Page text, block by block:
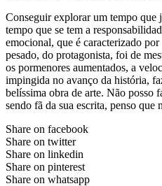
Conseguir explorar um tempo que
tempo que se tem a
emocional, que é caracterizado
pesado, do protagonista, foi de
os pormenores aumentados, a
impingida no avanço da história,
belíssima obra de arte. Não posso
sendo fã da sua escrita, penso
Share on facebook
Share on twitter
Share on linkedin
Share on pinterest
Share on whatsapp